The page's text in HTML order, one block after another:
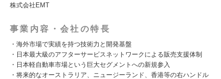
株式会社EMT
事業内容・会社の特長
・海外市場で実績を持つ技術力と開発基盤
・日本最大級のアフターサービスネットワークによる販売支援体制
・日本軽自動車市場という巨大セグメントへの新規参入
・将来的なオーストラリア、ニュージーランド、香港等の右ハンドル